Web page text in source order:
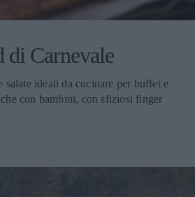
di Carnevale
salate ideali da cucinare per buffet e
con bambini, con sfiziosi finger